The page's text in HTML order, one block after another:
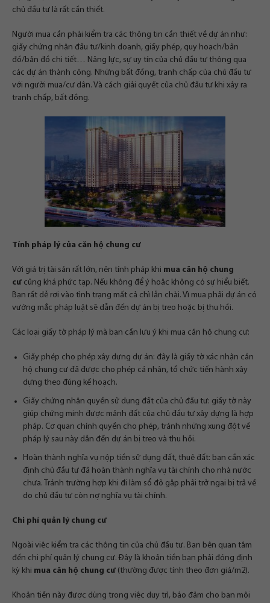
chủ đầu tư là rất cần thiết.
Người mua cần phải kiểm tra các thông tin cần thiết về dự án như:
giấy chứng nhận đầu tư/kinh doanh, giấy phép, quy hoạch/bản
đồ/bản đồ chi tiết… Năng lực, sự uy tín của chủ đầu tư thông qua
các dự án thành công. Những bất đồng, tranh chấp của chủ đầu tư
với người mua/cư dân. Và cách giải quyết của chủ đầu tư khi xảy ra
tranh chấp, bất đồng.
Tính pháp lý của căn hộ chung cư
Với giá trị tài sản rất lớn, nên tính pháp khi mua căn hộ chung
cư cũng khá phức tạp. Nếu không để ý hoặc không có sự hiểu biết.
Bạn rất dễ rơi vào tình trạng mất cả chì lẫn chài. Vì mua phải dự án có
vướng mắc pháp luật sẽ dẫn đến dự án bị treo hoặc bị thu hồi.
Các loại giấy tờ pháp lý mà bạn cần lưu ý khi mua căn hộ chung cư:
Giấy phép cho phép xây dựng dự án: đây là giấy tờ xác nhận căn
hộ chung cư đã được cho phép cá nhân, tổ chức tiến hành xây
dựng theo đúng kế hoạch.
Giấy chứng nhận quyền sử dụng đất của chủ đầu tư: giấy tờ này
giúp chứng minh được mảnh đất của chủ đầu tư xây dựng là hợp
pháp. Cơ quan chính quyền cho phép, tránh những xung đột về
pháp lý sau này dẫn đến dự án bị treo và thu hồi.
Hoàn thành nghĩa vụ nộp tiền sử dụng đất, thuê đất: bạn cần xác
định chủ đầu tư đã hoàn thành nghĩa vụ tài chính cho nhà nước
chưa. Tránh trường hợp khi đi làm sổ đỏ gặp phải trở ngại bị trả về
do chủ đầu tư còn nợ nghĩa vụ tài chính.
Chi phí quản lý chung cư
Ngoài việc kiểm tra các thông tin của chủ đầu tư. Bạn bên quan tâm
đến chi phí quản lý chung cư. Đây là khoản tiền bạn phải đóng định
kỳ khi mua căn hộ chung cư (thường được tính theo đơn giá/m2).
Khoản tiền này được dùng trong việc duy trì, bảo đảm cho bạn môi